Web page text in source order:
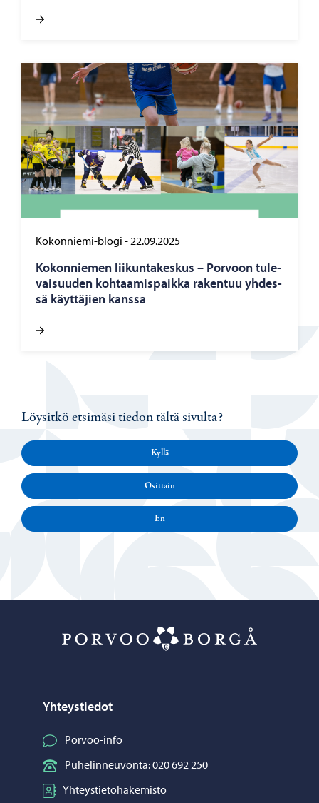
Kokonniemi-blogi - 22.09.2025
Ko­kon­nie­men lii­kun­ta­kes­kus – Por­voon tu­le­
vai­suu­den koh­taa­mis­paik­ka ra­ken­tuu yh­des­
sä käyt­tä­jien kans­sa
Löysitkö etsimäsi tiedon tältä sivulta?
Kyllä
Osittain
En
Yhteystiedot
Porvoo-info
Puhelinneuvonta: 020 692 250
Yhteystietohakemisto